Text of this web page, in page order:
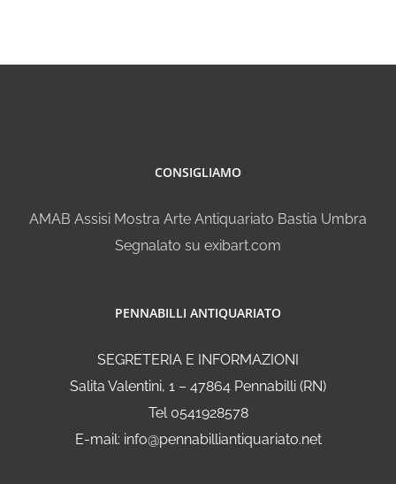
CONSIGLIAMO
AMAB Assisi Mostra Arte Antiquariato Bastia Umbra
Segnalato su exibart.com
PENNABILLI ANTIQUARIATO
SEGRETERIA E INFORMAZIONI
Salita Valentini, 1 – 47864 Pennabilli (RN)
Tel 0541928578
E-mail: info@pennabilliantiquariato.net